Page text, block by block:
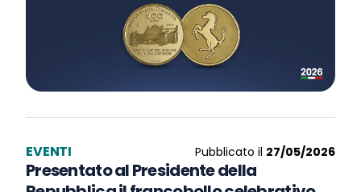
EVENTI Pubblicato il 27/05/2026
Presentato al Presidente della